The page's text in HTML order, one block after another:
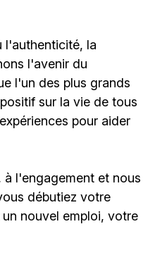
l'authenticité, la
l'avenir du
l'un des plus grands
sur la vie de tous
pour aider
à l'engagement et nous
débutiez votre
nouvel emploi, votre